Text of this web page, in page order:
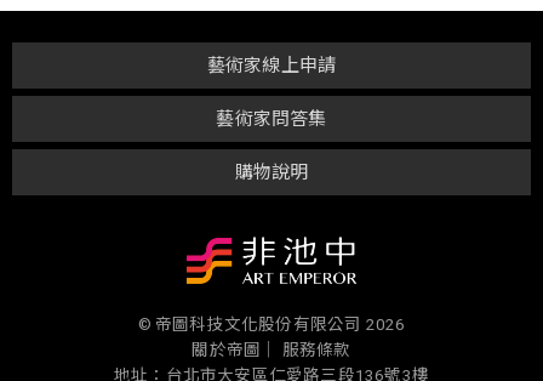
購物說明
藝術家問答集
藝術家線上申請
© 帝圖科技文化股份有限公司 2026
關於帝圖｜
服務條款
地址：台北市大安區仁愛路三段136號3樓